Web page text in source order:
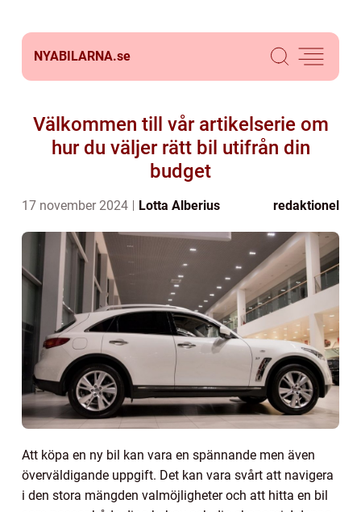
NYABILARNA.se
Välkommen till vår artikelserie om
hur du väljer rätt bil utifrån din
budget
17 november 2024 Lotta Alberius redaktionel
Att köpa en ny bil kan vara en spännande men även
överväldigande uppgift. Det kan vara svårt att navigera
i den stora mängden valmöjligheter och att hitta en bil